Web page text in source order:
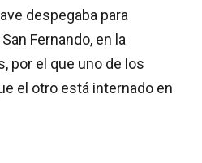
despegaba para
Fernando, en la
por el que uno de los
el otro está internado en